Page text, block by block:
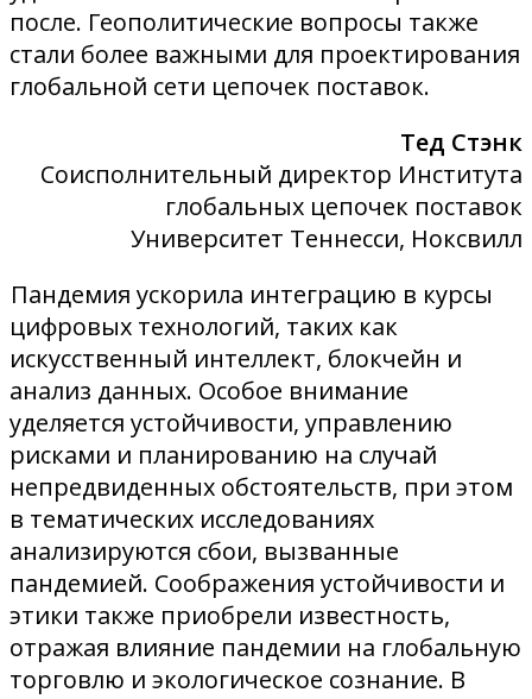
после. Геополитические вопросы также
стали более важными для проектирования
глобальной сети цепочек поставок.
Тед Стэнк
Соисполнительный директор Института
глобальных цепочек поставок
Университет Теннесси, Ноксвилл
Пандемия ускорила интеграцию в курсы
цифровых технологий, таких как
искусственный интеллект, блокчейн и
анализ данных. Особое внимание
уделяется устойчивости, управлению
рисками и планированию на случай
непредвиденных обстоятельств, при этом
в тематических исследованиях
анализируются сбои, вызванные
пандемией. Соображения устойчивости и
этики также приобрели известность,
отражая влияние пандемии на глобальную
торговлю и экологическое сознание. В